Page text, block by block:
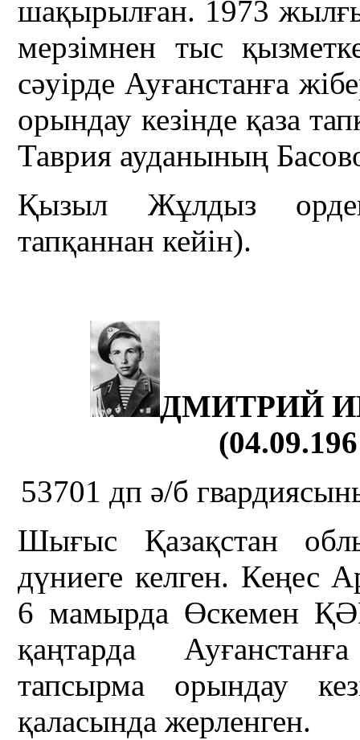
шақырылған. 1973
мерзімнен тыс
сәуірде Ауғанстанға
орындау кезінде қаза
Таврия ауданының
Қызыл Жұлдыз
тапқаннан кейін).
ДМИТРИЙ
53701 дп ә/б
Шығыс Қазақстан
дүниеге келген. Кеңес
6 мамырда Өскемен
қаңтарда
тапсырма орындау
қаласында жерленген.